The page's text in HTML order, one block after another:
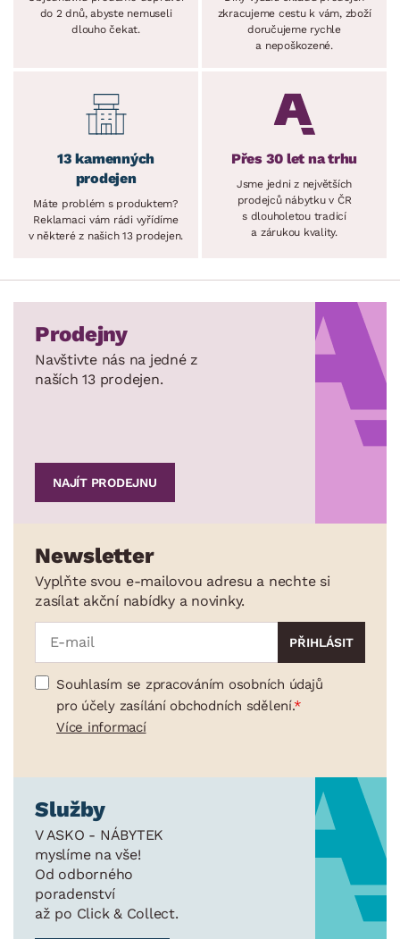
do 2 dnů, abyste nemuseli
dlouho čekat.
zkracujeme cestu k vám, zboží
doručujeme rychle
a nepoškozené.
13 kamenných
prodejen
Máte problém s produktem?
Reklamaci vám rádi vyřídíme
v některé z našich 13 prodejen.
Přes 30 let na trhu
Jsme jedni z největších
prodejců nábytku v ČR
s dlouholetou tradicí
a zárukou kvality.
Prodejny
Navštivte nás na jedné z
naších 13 prodejen.
NAJÍT PRODEJNU
Newsletter
Vyplňte svou e-mailovou adresu a nechte si
zasílat akční nabídky a novinky.
Souhlasím se zpracováním osobních údajů
pro účely zasílání obchodních sdělení.
Více informací
Služby
V ASKO - NÁBYTEK
myslíme na vše!
Od odborného
poradenství
až po Click & Collect.